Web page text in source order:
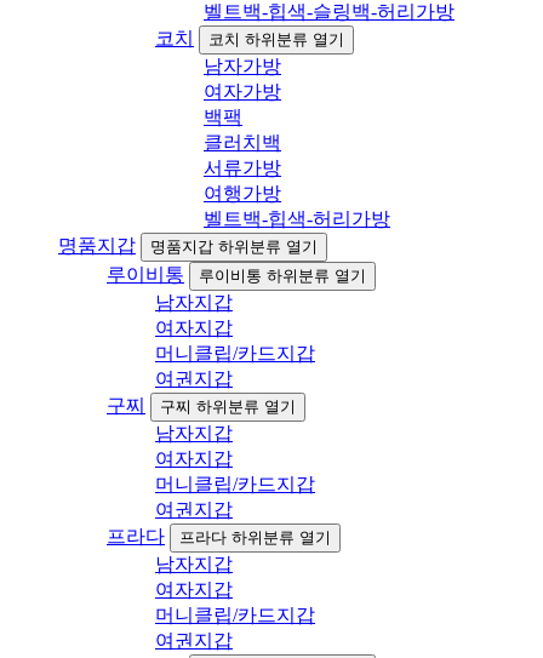
벨트백-힙색-슬링백-허리가방
코치
코치 하위분류 열기
남자가방
여자가방
백팩
클러치백
서류가방
여행가방
벨트백-힙색-허리가방
명품지갑
명품지갑 하위분류 열기
루이비통 루이비통 하위분류 열기
남자지갑
여자지갑
머니클립/카드지갑
여권지갑
구찌
구찌 하위분류 열기
남자지갑
여자지갑
머니클립/카드지갑
여권지갑
프라다
프라다 하위분류 열기
남자지갑
여자지갑
머니클립/카드지갑
여권지갑